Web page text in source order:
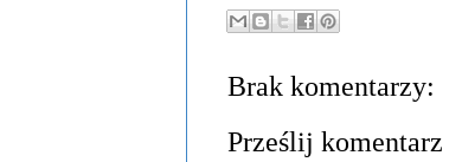
Brak komentarzy:
Prześlij komentarz